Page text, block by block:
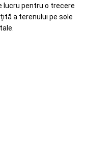
lucru pentru o trecere
a terenului pe sole